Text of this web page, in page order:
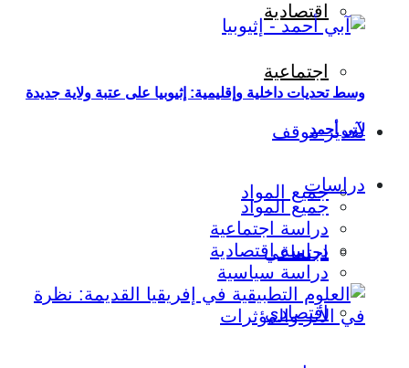
اقتصادية
اجتماعية
تقدير موقف
جميع المواد
اجتماعي
اقتصادي
وسط تحديات داخلية وإقليمية: إثيوبيا على عتبة ولاية جديدة
لآبي أحمد
دراسات
جميع المواد
دراسة اجتماعية
دراسة اقتصادية
دراسة سياسية